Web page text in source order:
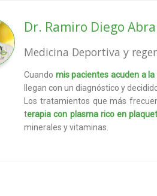
Dr. Ramiro Diego
Medicina Deportiva y
Cuando mis pacientes acuden a
llegan con un diagnóstico y
Los tratamientos que más
terapia con plasma rico en
minerales y vitaminas.